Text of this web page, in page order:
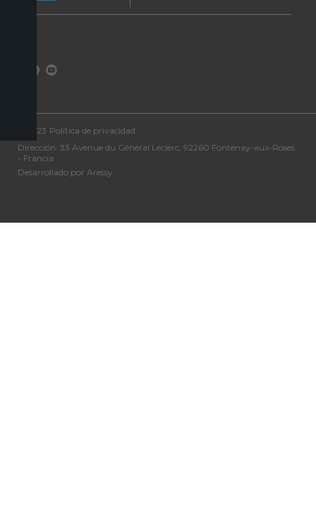
©2023 Política de privacidad
Dirección: 33 Avenue du Général Leclerc, 92260 Fontenay-aux-Roses
- Francia
Desarrollado por Aressy